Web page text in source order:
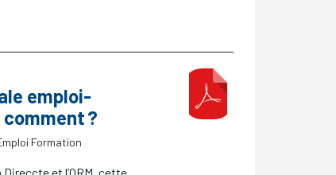
emploi-
comment?
Formation